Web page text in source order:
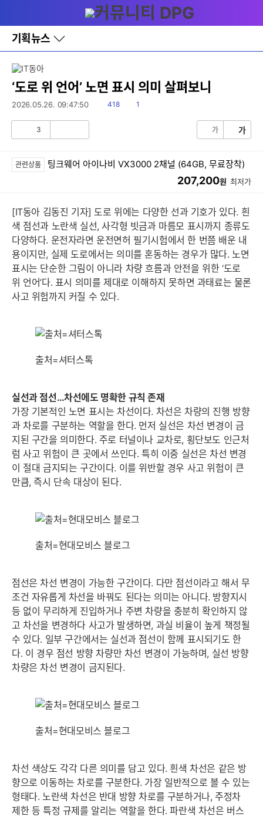
와
홈
기획뉴스
바
로
레
이
어
토
‘도로 위 언어’ 노면 표시 의미 살펴보니
2026.05.26. 09:47:50
읽
418
댓1
3 가 가
관련상품 팅크웨어 아이나비 VX3000 2채널 (64GB, 무료장착)
207,200원 최저가
[IT동아 김동진 기자] 도로 위에는 다양한 선과 기호가 있다. 흰
색 점선과 노란색 실선, 사각형 빗금과 마름모 표시까지 종류도
다양하다. 운전자라면 운전면허 필기시험에서 한 번쯤 배운 내
용이지만, 실제 도로에서는 의미를 혼동하는 경우가 많다. 노면
표시는 단순한 그림이 아니라 차량 흐름과 안전을 위한 ‘도로
위 언어’다. 표시 의미를 제대로 이해하지 못하면 과태료는 물론
사고 위험까지 커질 수 있다.
출처=셔터스톡
실선과 점선…차선에도 명확한 규칙 존재
가장 기본적인 노면 표시는 차선이다. 차선은 차량의 진행 방향
과 차로를 구분하는 역할을 한다. 먼저 실선은 차선 변경이 금
지된 구간을 의미한다. 주로 터널이나 교차로, 횡단보도 인근처
럼 사고 위험이 큰 곳에서 쓰인다. 특히 이중 실선은 차선 변경
이 절대 금지되는 구간이다. 이를 위반할 경우 사고 위험이 큰
만큼, 즉시 단속 대상이 된다.
출처=현대모비스 블로그
점선은 차선 변경이 가능한 구간이다. 다만 점선이라고 해서 무
조건 자유롭게 차선을 바꿔도 된다는 의미는 아니다. 방향지시
등 없이 무리하게 진입하거나 주변 차량을 충분히 확인하지 않
고 차선을 변경하다 사고가 발생하면, 과실 비율이 높게 책정될
수 있다. 일부 구간에서는 실선과 점선이 함께 표시되기도 한
다. 이 경우 점선 방향 차량만 차선 변경이 가능하며, 실선 방향
차량은 차선 변경이 금지된다.
출처=현대모비스 블로그
차선 색상도 각각 다른 의미를 담고 있다. 흰색 차선은 같은 방
향으로 이동하는 차로를 구분한다. 가장 일반적으로 볼 수 있는
형태다. 노란색 차선은 반대 방향 차로를 구분하거나, 주정차
제한 등 특정 규제를 알리는 역할을 한다. 파란색 차선은 버스
세부정보 열기/접기